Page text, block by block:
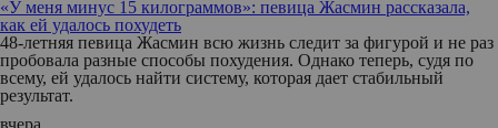
«У меня минус 15 килограммов»: певица Жасмин рассказала,
как ей удалось похудеть
48-летняя певица Жасмин всю жизнь следит за фигурой и не раз
пробовала разные способы похудения. Однако теперь, судя по
всему, ей удалось найти систему, которая дает стабильный
результат.
вчера